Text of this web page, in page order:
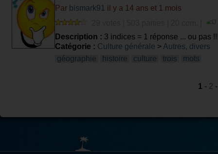
Par bismark91 il y a 14 ans et 1 mois
Description : 3 indices = 1 réponse ... ou pas
Catégorie : Culture générale > Autres, divers
géographie
histoire culture trois mots
1 - 2